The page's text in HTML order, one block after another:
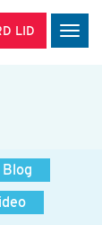
LID
Blog